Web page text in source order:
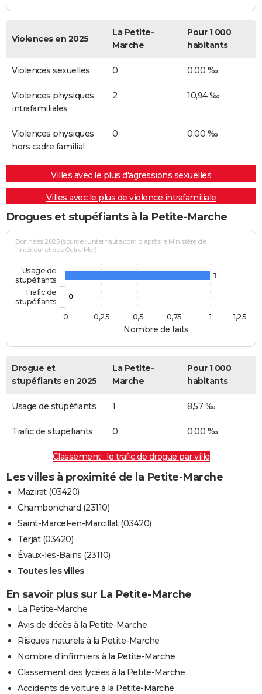
Violences en 2025
La Petite-
Marche
Pour 1 000
habitants
Violences sexuelles 0 0,00 ‰
Violences physiques
intrafamiliales
2 10,94 ‰
Violences physiques
hors cadre familial
0 0,00 ‰
Villes avec le plus d'agressions sexuelles
Villes avec le plus de violence intrafamiliale
Drogues et stupéfiants à la Petite-Marche
Nombre de faits
Données 2025 (source : Linternaute.com d'après le Ministère de
l'Intérieur et des Outre-Mer)
1
0
Usage de
stupéfiants
Trafic de
stupéfiants
0
1
0,25 0,5 0,75 1,25
Drogue et
stupéfiants en 2025
La Petite-
Marche
Pour 1 000
habitants
Usage de stupéfiants 1 8,57 ‰
Trafic de stupéfiants 0 0,00 ‰
Classement : le trafic de drogue par ville
Les villes à proximité de la Petite-Marche
Mazirat (03420)
Chambonchard (23110)
Saint-Marcel-en-Marcillat (03420)
Terjat (03420)
Évaux-les-Bains (23110)
Toutes les villes
En savoir plus sur La Petite-Marche
La Petite-Marche
Avis de décès à la Petite-Marche
Risques naturels à la Petite-Marche
Nombre d'infirmiers à la Petite-Marche
Classement des lycées à la Petite-Marche
Accidents de voiture à la Petite-Marche